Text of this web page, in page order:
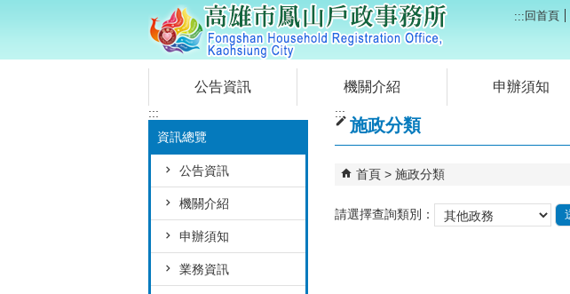
::: 回首頁
公告資訊 機關介紹 申辦須知
:::
資訊總覽
公告資訊
機關介紹
申辦須知
業務資訊
:::
施政分類
首頁 施政分類
請選擇查詢類別：